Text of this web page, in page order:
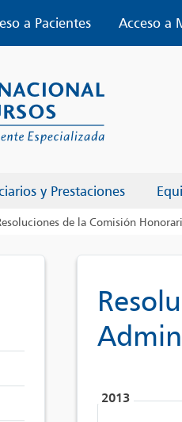
a Pacientes Acceso a
y Prestaciones
de la Comisión
2013